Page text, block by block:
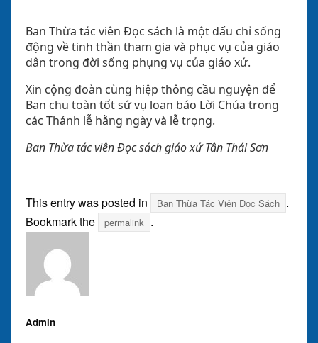
Ban Thừa tác viên Đọc sách là một dấu chỉ sống
động về tinh thần tham gia và phục vụ của giáo
dân trong đời sống phụng vụ của giáo xứ.
Xin cộng đoàn cùng hiệp thông cầu nguyện để
Ban chu toàn tốt sứ vụ loan báo Lời Chúa trong
các Thánh lễ hằng ngày và lễ trọng.
Ban Thừa tác viên Đọc sách giáo xứ Tân Thái Sơn
This entry was posted in Ban Thừa Tác Viên Đọc Sách .
Bookmark the
permalink .
Admin